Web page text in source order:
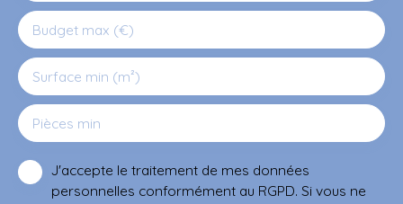
Budget max (€)
Surface min (m²)
Pièces min
J'accepte le traitement de mes données
personnelles conformément au RGPD. Si vous ne